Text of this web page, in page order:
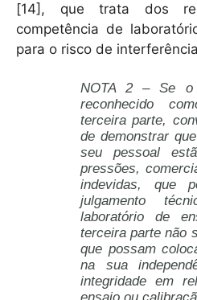
[14], que trata dos
competência de
para o risco de
NOTA 2 – Se o
reconhecido
terceira parte,
de demonstrar
seu pessoal
pressões,
indevidas, que
julgamento
laboratório de
terceira parte não
que possam
na sua
integridade em